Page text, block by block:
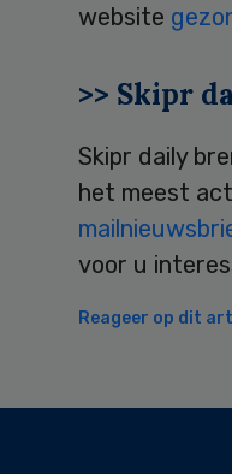
website
>> Skipr
Skipr daily
het meest
voor u
Reageer op dit